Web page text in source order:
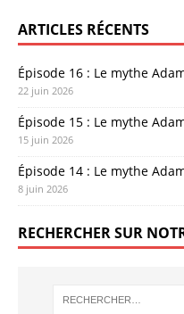
ARTICLES RÉCENTS
Épisode 16 : Le mythe
22 juin 2026
Épisode 15 : Le mythe
15 juin 2026
Épisode 14 : Le mythe
8 juin 2026
RECHERCHER SUR